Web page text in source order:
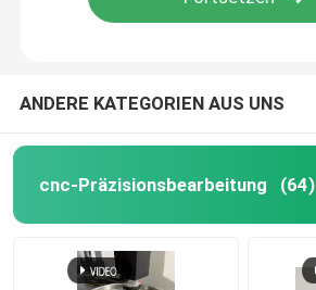
ANDERE KATEGORIEN AUS UNS
cnc-Präzisionsbearbeitung (64)